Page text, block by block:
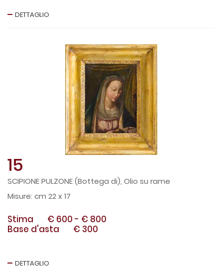
DETTAGLIO
15
SCIPIONE PULZONE (Bottega di), Olio su rame
cm 22 x 17
Stima € 600 - € 800
Base d'asta
€ 300
DETTAGLIO